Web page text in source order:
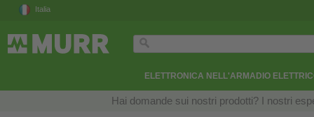
Italia
ELETTRONICA NELL'ARMADIO
Hai domande sui nostri prodotti? I nostri